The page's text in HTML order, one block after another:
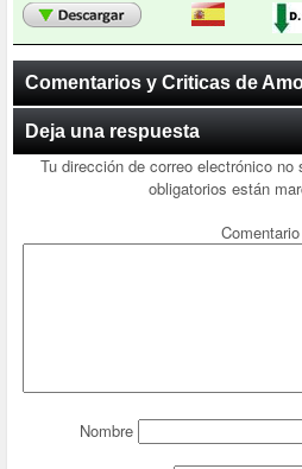
Comentarios y Criticas de
Deja una respuesta
Tu dirección de correo electrónico no
obligatorios están
Nombre